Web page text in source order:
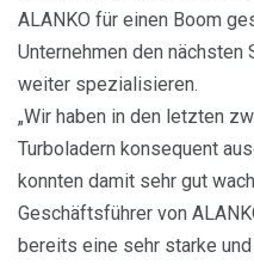
ALANKO für einen Boom
Unternehmen den nächsten
weiter spezialisieren.
„Wir haben in den letzten
Turboladern konsequent
konnten damit sehr gut
Geschäftsführer von
bereits eine sehr starke